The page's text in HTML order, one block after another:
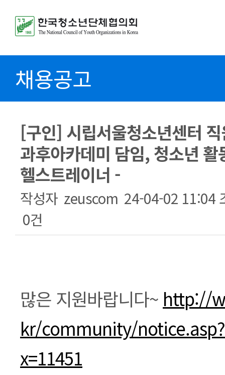
채용공고
[구인] 시립서울청소년센터
과후아카데미 담임, 청소년
헬스트레이너 -
작성자 zeuscom 24-04-02 11:04
0건
본문
많은 지원바랍니다~ http://
kr/community/
x=11451